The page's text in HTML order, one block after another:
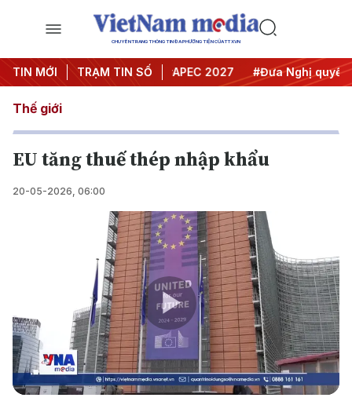
CHUYÊN TRANG THÔNG TIN ĐA PHƯƠNG TIỆN CỦA TTXVN
TIN MỚI TRẠM TIN SỐ
nghị Trung ương 3 #APEC 2027 #Đưa Nghị quyết
Thế giới
EU tăng thuế thép nhập khẩu
20-05-2026, 06:00
Play
Video